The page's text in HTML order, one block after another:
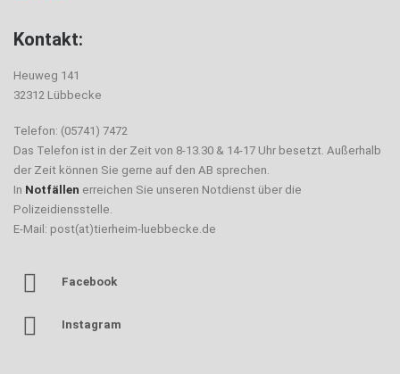
Kontakt:
Heuweg 141
32312 Lübbecke
Telefon: (05741) 7472
Das Telefon ist in der Zeit von 8-13.30 & 14-17 Uhr besetzt. Außerhalb
der Zeit können Sie gerne auf den AB sprechen.
In Notfällen erreichen Sie unseren Notdienst über die
Polizeidiensstelle.
E-Mail: post(at)tierheim-luebbecke.de
Facebook
Instagram